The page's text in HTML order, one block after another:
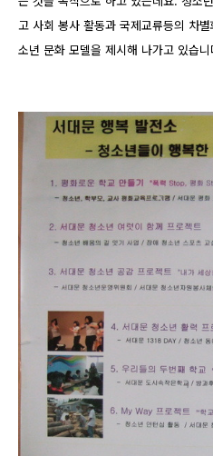
고 사회 봉사 활동과 국제교류등의 차
소년 문화 모델을 제시해 나가고 있습니